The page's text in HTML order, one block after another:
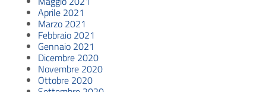
Aprile 2021
Marzo 2021
Febbraio 2021
Gennaio 2021
Dicembre 2020
Novembre 2020
Ottobre 2020